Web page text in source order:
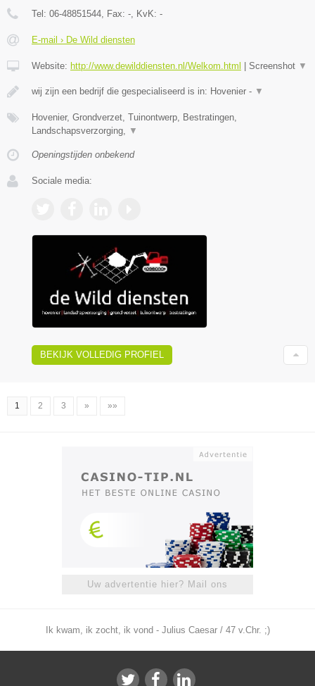
Tel: 06-48851544 , Fax: - , KvK: -
E-mail › De Wild diensten
Website: http://www.dewilddiensten.nl/Welkom.html Screenshot ▼
wij zijn een bedrijf die gespecialiseerd is in: Hovenier - ▼
Hovenier, Grondverzet, Tuinontwerp, Bestratingen,
Landschapsverzorging,
▼
Openingstijden onbekend
Sociale media:
BEKIJK VOLLEDIG PROFIEL
1 2 3 » »»
Uw advertentie hier? Mail ons
Ik kwam, ik zocht, ik vond - Julius Caesar / 47 v.Chr. ;)